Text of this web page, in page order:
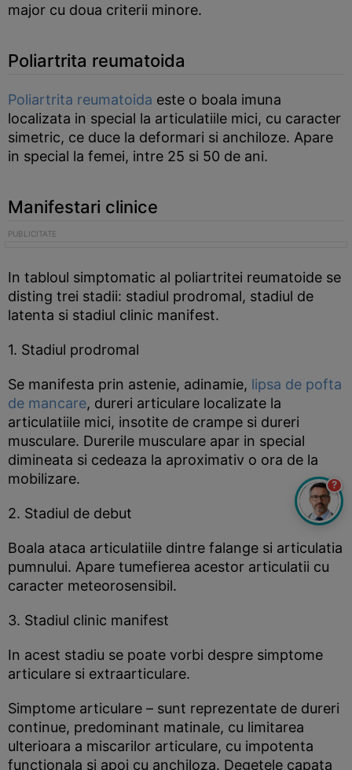
major cu doua criterii minore.
Poliartrita reumatoida
Poliartrita reumatoida este o boala imuna
localizata in special la articulatiile mici, cu caracter
simetric, ce duce la deformari si anchiloze. Apare
in special la femei, intre 25 si 50 de ani.
Manifestari clinice
In tabloul simptomatic al poliartritei reumatoide se
disting trei stadii: stadiul prodromal, stadiul de
latenta si stadiul clinic manifest.
1. Stadiul prodromal
Se manifesta prin astenie, adinamie, lipsa de pofta
de mancare, dureri articulare localizate la
articulatiile mici, insotite de crampe si dureri
musculare. Durerile musculare apar in special
dimineata si cedeaza la aproximativ o ora de la
mobilizare.
2. Stadiul de debut
Boala ataca articulatiile dintre falange si articulatia
pumnului. Apare tumefierea acestor articulatii cu
caracter meteorosensibil.
3. Stadiul clinic manifest
In acest stadiu se poate vorbi despre simptome
articulare si extraarticulare.
Simptome articulare – sunt reprezentate de dureri
continue, predominant matinale, cu limitarea
ulterioara a miscarilor articulare, cu impotenta
functionala si apoi cu anchiloza. Degetele capata
?